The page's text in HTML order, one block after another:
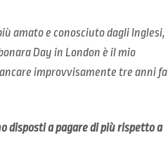
amato e conosciuto dagli Inglesi,
Day in London è il mio
improvvisamente tre anni fa
disposti a pagare di più rispetto a